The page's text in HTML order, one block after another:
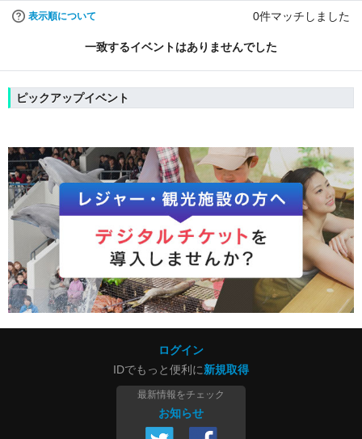
表示順について 0件マッチしました
一致するイベントはありませんでした
ピックアップイベント
ログイン
IDでもっと便利に新規取得
最新情報をチェック
お知らせ